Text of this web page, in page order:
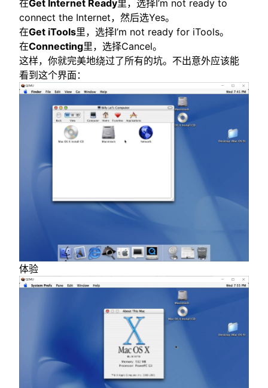
在Get Internet Ready里，选择I’m not ready to
connect the Internet，然后选Yes。
在Get iTools里，选择I’m not ready for iTools。
在Connecting里，选择Cancel。
这样，你就完美地绕过了所有的坑。不出意外应该能
看到这个界面：
体验